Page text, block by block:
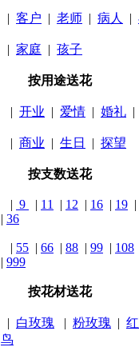
| 客户 | 老师 | 病人 |
| 家庭 | 孩子
按用途送花
| 开业 | 爱情 | 婚礼 |
| 商业 | 生日 | 探望
按支数送花
| 9 | 11 | 12 | 16 | 19 |
| 36
| 55 | 66 | 88 | 99 | 108
| 999
按花材送花
| 白玫瑰 | 粉玫瑰 |
鸟